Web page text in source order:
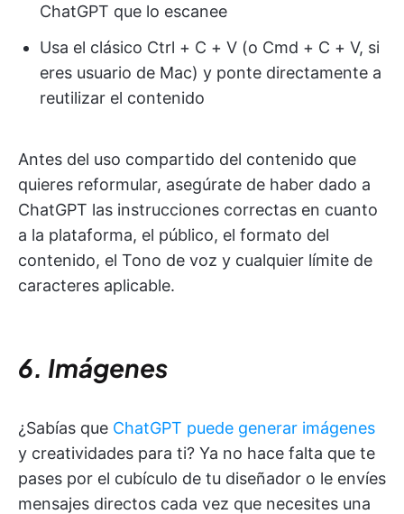
ChatGPT que lo escanee
Usa el clásico Ctrl + C + V (o Cmd + C + V, si
eres usuario de Mac) y ponte directamente a
reutilizar el contenido
Antes del uso compartido del contenido que
quieres reformular, asegúrate de haber dado a
ChatGPT las instrucciones correctas en cuanto
a la plataforma, el público, el formato del
contenido, el Tono de voz y cualquier límite de
caracteres aplicable.
6. Imágenes
¿Sabías que ChatGPT puede generar imágenes
y creatividades para ti? Ya no hace falta que te
pases por el cubículo de tu diseñador o le envíes
mensajes directos cada vez que necesites una